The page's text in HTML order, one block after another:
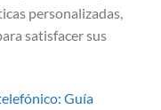
personalizadas,
satisfacer sus
Guía